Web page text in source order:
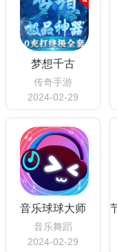
梦想千古
传奇手游
2024-02-29
音乐球球大师
音乐舞蹈
2024-02-29